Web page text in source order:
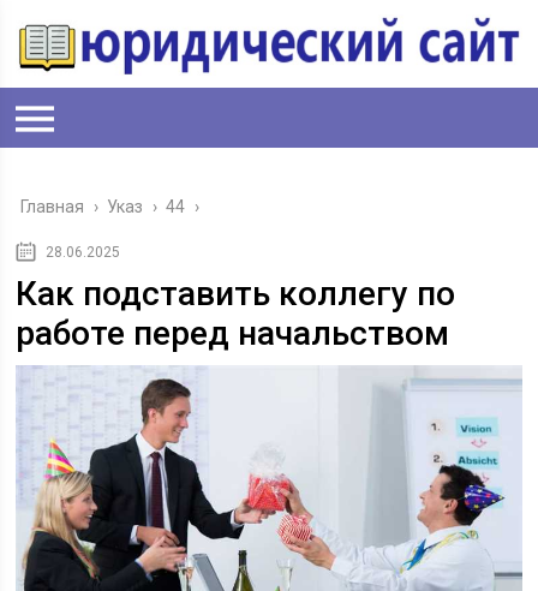
Главная › Указ › 44 ›
28.06.2025
Как подставить коллегу по
работе перед начальством